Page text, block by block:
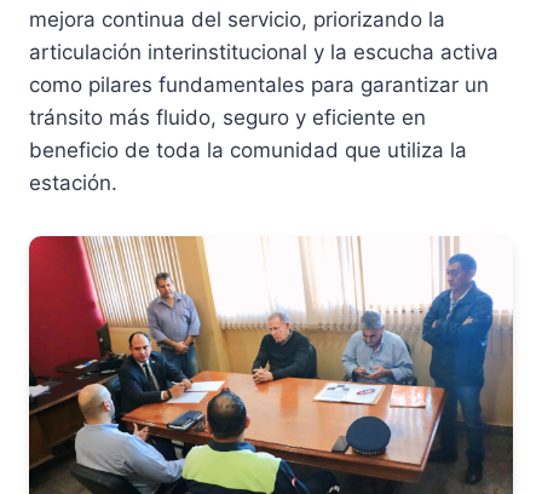
mejora continua del servicio, priorizando la
articulación interinstitucional y la escucha activa
como pilares fundamentales para garantizar un
tránsito más fluido, seguro y eficiente en
beneficio de toda la comunidad que utiliza la
estación.